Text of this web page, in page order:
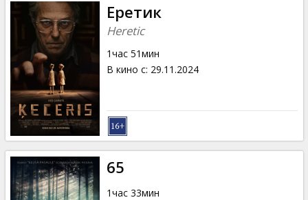
Подарки
Кинозакуски
B2B
Клуб
Еретик
Heretic
1час 51мин
В кино с: 29.11.2024
65
1час 33мин